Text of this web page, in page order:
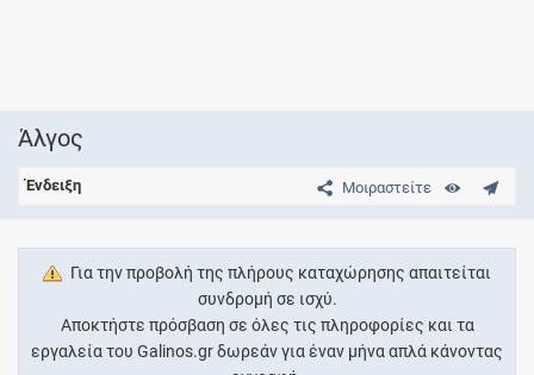
Άλγος
Μοιραστείτε
Ένδειξη
Για την προβολή της πλήρους καταχώρησης απαιτείται
συνδρομή σε ισχύ.
Αποκτήστε πρόσβαση σε όλες τις πληροφορίες και τα
εργαλεία του Galinos.gr δωρεάν για έναν μήνα απλά κάνοντας